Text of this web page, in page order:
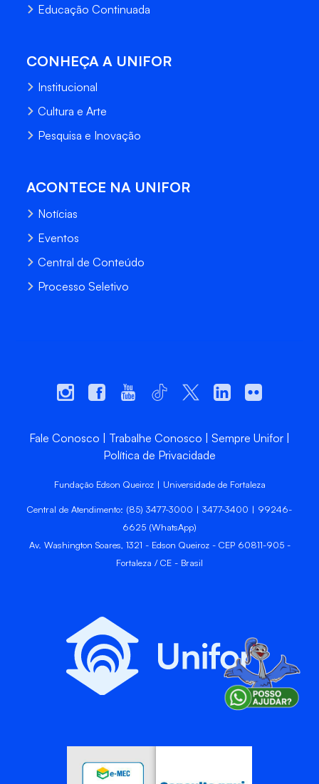
Educação Continuada
CONHEÇA A UNIFOR
Institucional
Cultura e Arte
Pesquisa e Inovação
ACONTECE NA UNIFOR
Notícias
Eventos
Central de Conteúdo
Processo Seletivo
Fale Conosco Trabalhe Conosco
Sempre Unifor
Política de Privacidade
Fundação Edson Queiroz | Universidade de Fortaleza
Central de Atendimento: (85) 3477-3000 | 3477-3400 | 99246-
6625 (WhatsApp)
Av. Washington Soares, 1321 - Edson Queiroz - CEP 60811-905 -
Fortaleza / CE - Brasil